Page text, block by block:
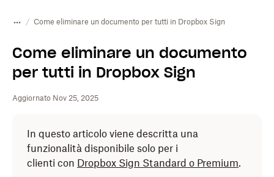
Come eliminare un documento per tutti in Dropbox Sign
Come eliminare un documento
per tutti in Dropbox Sign
Aggiornato Nov 25, 2025
In questo articolo viene descritta una
funzionalità disponibile solo per i
clienti con Dropbox Sign Standard o Premium.